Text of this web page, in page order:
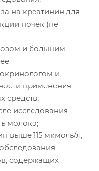
на креатинин для
почек (не
и большим
и
применения
средств;
исследования
молоко;
выше 115 мкмоль/л,
содержащих